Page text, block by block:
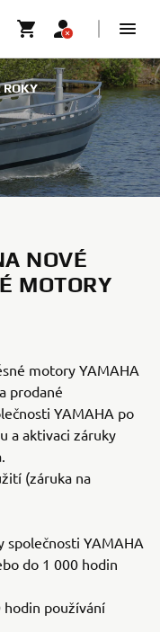
ROKY
NOVÉ
MOTORY
motory YAMAHA
prodané
YAMAHA po
a aktivaci záruky
(záruka na
společnosti YAMAHA
do 1 000 hodin
hodin používání